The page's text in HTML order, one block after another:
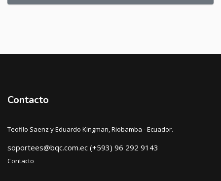
Contacto
Teofilo Saenz y Eduardo Kingman, Riobamba - Ecuador.
soportees@bqc.com.ec (+593) 96 292 9143
Contacto